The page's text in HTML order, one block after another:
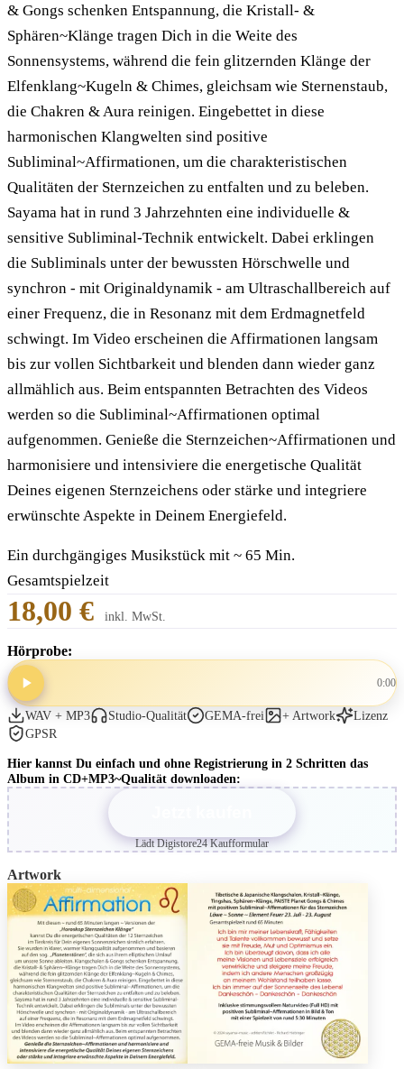
& Gongs schenken Entspannung, die Kristall- &
Sphären~Klänge tragen Dich in die Weite des
Sonnensystems, während die fein glitzernden Klänge der
Elfenklang~Kugeln & Chimes, gleichsam wie Sternenstaub,
die Chakren & Aura reinigen. Eingebettet in diese
harmonischen Klangwelten sind positive
Subliminal~Affirmationen, um die charakteristischen
Qualitäten der Sternzeichen zu entfalten und zu beleben.
Sayama hat in rund 3 Jahrzehnten eine individuelle &
sensitive Subliminal-Technik entwickelt. Dabei erklingen
die Subliminals unter der bewussten Hörschwelle und
synchron - mit Originaldynamik - am Ultraschallbereich auf
einer Frequenz, die in Resonanz mit dem Erdmagnetfeld
schwingt. Im Video erscheinen die Affirmationen langsam
bis zur vollen Sichtbarkeit und blenden dann wieder ganz
allmählich aus. Beim entspannten Betrachten des Videos
werden so die Subliminal~Affirmationen optimal
aufgenommen. Genieße die Sternzeichen~Affirmationen und
harmonisiere und intensiviere die energetische Qualität
Deines eigenen Sternzeichens oder stärke und integriere
erwünschte Aspekte in Deinem Energiefeld.
Ein durchgängiges Musikstück mit ~ 65 Min.
Gesamtspielzeit
18,00 € inkl. MwSt.
Hörprobe:
0:00
WAV + MP3 Studio-Qualität GEMA-frei + Artwork
Lizenz
GPSR
Hier kannst Du einfach und ohne Registrierung in 2 Schritten das
Album in CD+MP3~Qualität downloaden:
Lädt Digistore24 Kaufformular
Artwork